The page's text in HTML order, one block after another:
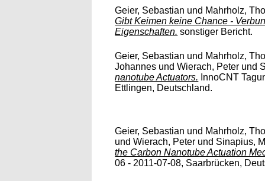
Geier, Sebastian und Mahrholz,
Gibt Keimen keine Chance -
Eigenschaften. sonstiger Bericht.
Geier, Sebastian und Mahrholz,
Johannes undWierach, Peter und
nanotube Actuators. InnoCNT
Ettlingen, Deutschland.
Geier, Sebastian und Mahrholz,
undWierach, Peter und Sinapius,
the Carbon Nanotube Actuation
06 - 2011-07-08, Saarbrücken,